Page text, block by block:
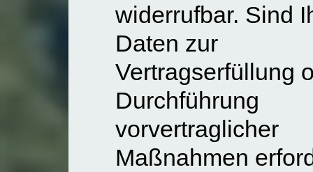
widerrufbar. Sind
Daten zur
Vertragserfüllung
Durchführung
vorvertraglicher
Maßnahmen